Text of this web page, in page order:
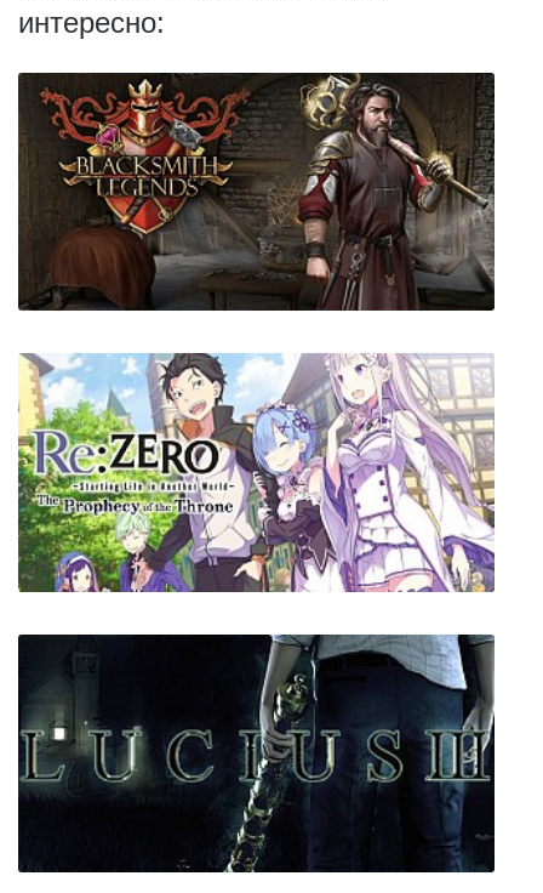
интересно:
Blacksmith Legends
Re:ZERO - Starting Life in Another World- The
Prophecy of the Throne